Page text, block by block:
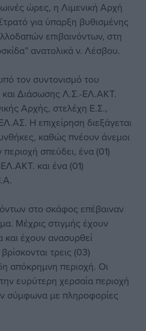
ώρες, η Λιμενική Αρχή
για ύπαρξη βυθισμένης
επιβαινόντων, στη
ανατολικά ν. Λέσβου.
τον συντονισμό του
και Διάσωσης Λ.Σ.-ΕΛ.ΑΚΤ.
Αρχής, στελέχη Ε.Σ.,
Η επιχείρηση διεξάγεται
καθώς πνέουν άνεμοι
σπεύδει, ένα (01)
και ένα (01)
στο σκάφος επέβαιναν
Μέχρις στιγμής έχουν
και έχουν ανασυρθεί
τρεις (03)
απόκρημνη περιοχή. Οι
ευρύτερη χερσαία περιοχή
σύμφωνα με πληροφορίες